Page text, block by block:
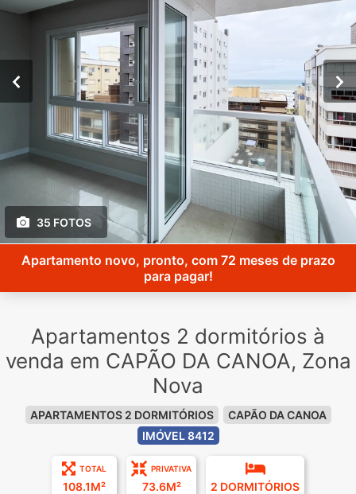
35 FOTOS
Apartamento novo, pronto, com 72 meses de prazo
para pagar!
Apartamentos 2 dormitórios à
venda em CAPÃO DA CANOA, Zona
Nova
APARTAMENTOS 2 DORMITÓRIOS
CAPÃO DA CANOA
IMÓVEL 8412
TOTAL
108.1M²
PRIVATIVA
73.6M² 2 DORMITÓRIOS